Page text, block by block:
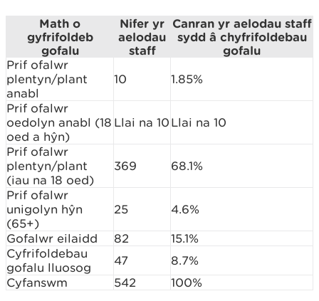
Math o
gyfrifoldeb
gofalu
Nifer yr
aelodau
staff
Canran yr aelodau staff
sydd â chyfrifoldebau
gofalu
Prif ofalwr
plentyn/plant
anabl
10 1.85%
Prif ofalwr
oedolyn anabl (18
oed a hŷn)
Llai na 10 Llai na 10
Prif ofalwr
plentyn/plant
(iau na 18 oed)
369 68.1%
Prif ofalwr
unigolyn hŷn
(65+)
25 4.6%
Gofalwr eilaidd 82
15.1%
Cyfrifoldebau
gofalu lluosog
47
8.7%
Cyfanswm
542 100%